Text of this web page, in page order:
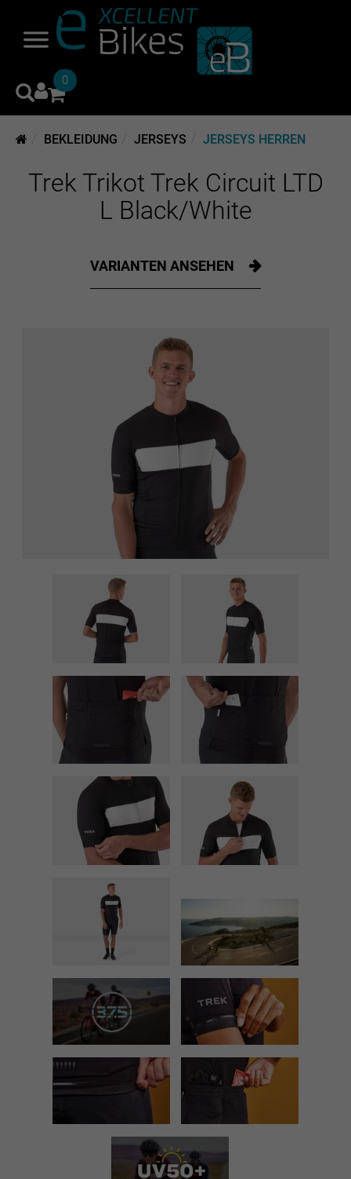
0
BEKLEIDUNG JERSEYS JERSEYS HERREN
Trek Trikot Trek Circuit LTD
L Black/White
VARIANTEN ANSEHEN